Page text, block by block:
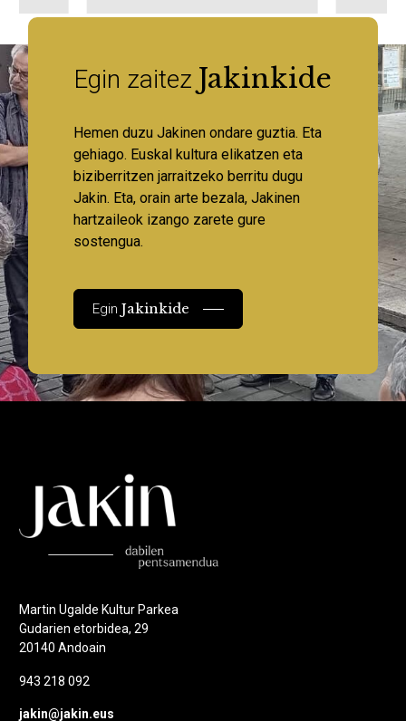
Egin zaitez Jakinkide
Hemen duzu Jakinen ondare guztia. Eta
gehiago. Euskal kultura elikatzen eta
biziberritzen jarraitzeko berritu dugu
Jakin. Eta, orain arte bezala, Jakinen
hartzaileok izango zarete gure
sostengua.
EginJakinkide
Martin Ugalde Kultur Parkea
Gudarien etorbidea, 29
20140 Andoain
943 218 092
jakin@jakin.eus